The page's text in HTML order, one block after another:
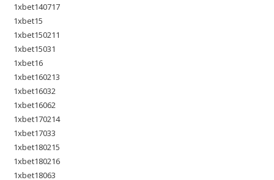
1xbet140717
1xbet15
1xbet150211
1xbet15031
1xbet16
1xbet160213
1xbet16032
1xbet16062
1xbet170214
1xbet17033
1xbet180215
1xbet180216
1xbet18063